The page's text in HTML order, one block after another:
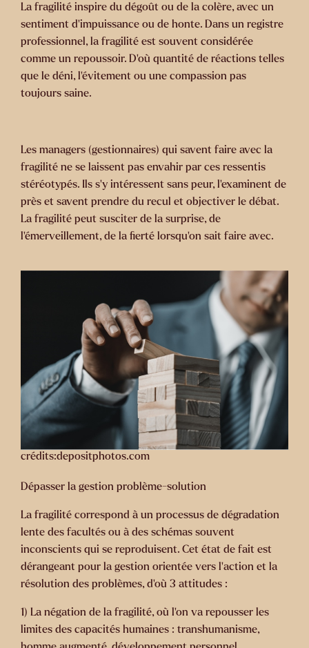
La fragilité inspire du dégoût ou de la colère, avec un
sentiment d’impuissance ou de honte. Dans un registre
professionnel, la fragilité est souvent considérée
comme un repoussoir. D’où quantité de réactions telles
que le déni, l’évitement ou une compassion pas
toujours saine.
Les managers (gestionnaires) qui savent faire avec la
fragilité ne se laissent pas envahir par ces ressentis
stéréotypés. Ils s’y intéressent sans peur, l’examinent de
près et savent prendre du recul et objectiver le débat.
La fragilité peut susciter de la surprise, de
l’émerveillement, de la fierté lorsqu’on sait faire avec.
crédits:depositphotos.com
Dépasser la gestion problème-solution
La fragilité correspond à un processus de dégradation
lente des facultés ou à des schémas souvent
inconscients qui se reproduisent. Cet état de fait est
dérangeant pour la gestion orientée vers l’action et la
résolution des problèmes, d’où 3 attitudes :
1) La négation de la fragilité, où l’on va repousser les
limites des capacités humaines : transhumanisme,